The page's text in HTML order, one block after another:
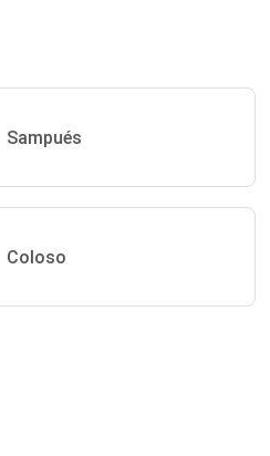
Sampués
Coloso